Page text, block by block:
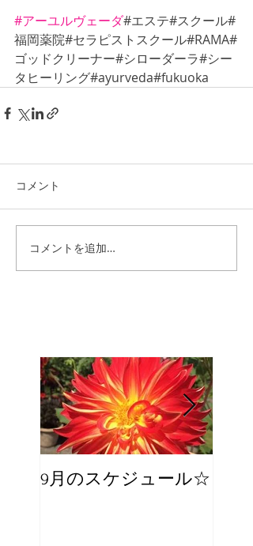
#アーユルヴェーダ#エステ#スクール#
福岡薬院#セラピストスクール#RAMA#
ゴッドクリーナー#シローダーラ#シー
タヒーリング#ayurveda#fukuoka
コメント
コメントを追加…
9月のスケジュール☆